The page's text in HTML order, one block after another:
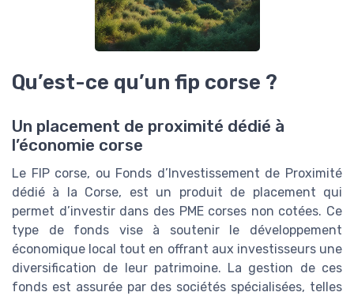
Qu’est-ce qu’un fip corse ?
Un placement de proximité dédié à
l’économie corse
Le FIP corse, ou Fonds d’Investissement de Proximité
dédié à la Corse, est un produit de placement qui
permet d’investir dans des PME corses non cotées. Ce
type de fonds vise à soutenir le développement
économique local tout en offrant aux investisseurs une
diversification de leur patrimoine. La gestion de ces
fonds est assurée par des sociétés spécialisées, telles